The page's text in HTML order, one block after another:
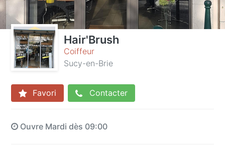
Hair'Brush
Coiffeur
Sucy-en-Brie
Favori Contacter
Ouvre Mardi dès 09:00